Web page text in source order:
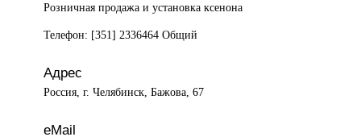
Розничная продажа и установка ксенона
Телефон: [351] 2336464 Общий
Адрес
Россия, г. Челябинск, Бажова, 67
eMail